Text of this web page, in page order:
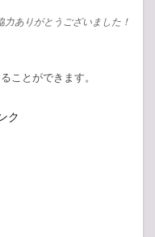
ありがとうございました！
ことができます。
ク